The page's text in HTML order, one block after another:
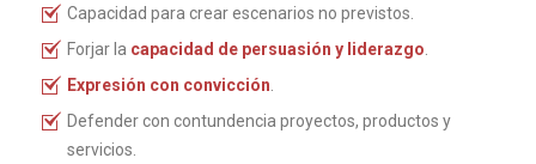
Capacidad para crear escenarios no previstos.
Forjar la capacidad de persuasión y liderazgo
Expresión con convicción
Defender con contundencia proyectos, productos y
servicios.